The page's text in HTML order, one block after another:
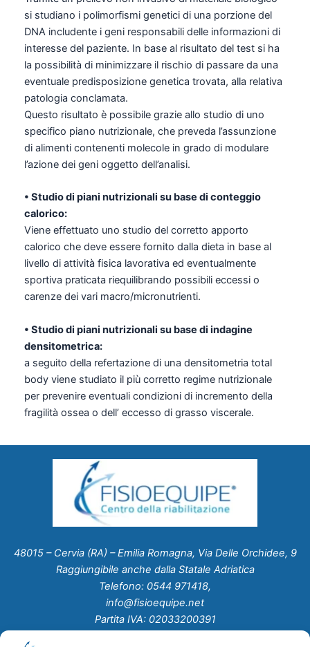
si studiano i polimorfismi genetici di una porzione del
DNA includente i geni responsabili delle informazioni di
interesse del paziente. In base al risultato del test si ha
la possibilità di minimizzare il rischio di passare da una
eventuale predisposizione genetica trovata, alla relativa
patologia conclamata.
Questo risultato è possibile grazie allo studio di uno
specifico piano nutrizionale, che preveda l’assunzione
di alimenti contenenti molecole in grado di modulare
l’azione dei geni oggetto dell’analisi.
• Studio di piani nutrizionali su base di conteggio
calorico:
Viene effettuato uno studio del corretto apporto
calorico che deve essere fornito dalla dieta in base al
livello di attività fisica lavorativa ed eventualmente
sportiva praticata riequilibrando possibili eccessi o
carenze dei vari macro/micronutrienti.
• Studio di piani nutrizionali su base di indagine
densitometrica:
a seguito della refertazione di una densitometria total
body viene studiato il più corretto regime nutrizionale
per prevenire eventuali condizioni di incremento della
fragilità ossea o dell’ eccesso di grasso viscerale.
48015 – Cervia (RA) – Emilia Romagna, Via Delle Orchidee, 9
Raggiungibile anche dalla Statale Adriatica
Telefono: 0544 971418,
info@fisioequipe.net
Partita IVA: 02033200391